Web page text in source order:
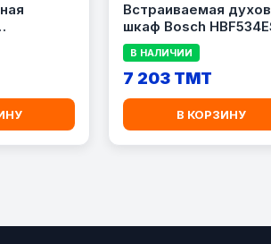
Встраиваемая
шкаф Bosch
В НАЛИЧИИ
7 203 TMT
В КОРЗИНУ